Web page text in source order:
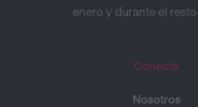
enero y durante el
Conecta
Nosotros